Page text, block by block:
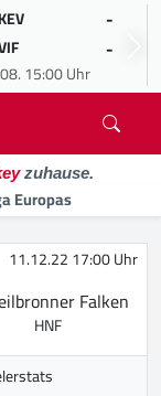
-
-
15:00 Uhr
zuhause.
Europas
11.12.22 17:00 Uhr
HNF